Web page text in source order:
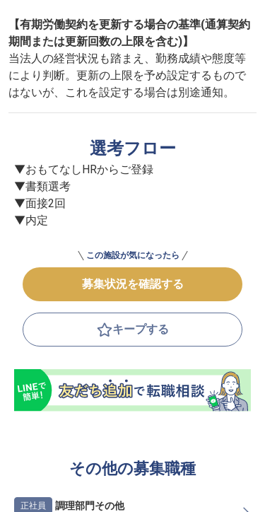
【有期労働契約を更新する場合の基準(通算契約
期間または更新回数の上限を含む)】
当法人の経営状況も踏まえ、勤務成績や態度等
により判断。更新の上限を予め設定するもので
はないが、これを設定する場合は別途通知。
選考フロー
▼おもてなしHRからご登録
▼書類選考
▼面接2回
▼内定
この施設が気になったら
募集状況を確認する
キープする
その他の募集職種
正社員 調理部門その他